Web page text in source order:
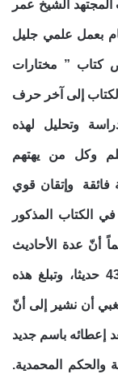
الشيخ عمر
بعمل علمي جليل
كتاب ” مختارات
الكتاب إلى آخر حرف
وتحليل لهذه
وكل من يهتهم
فائقة وإتقان قوي
الكتاب المذكور
أنّ عدة الأحاديث
الوارة والتي عملها المؤلف تصل حوالي 432 حديثا، وتبلغ هذه
وأخيراً يبنغبي أن نشير إلى أنّ
إعطائه باسم جديد
والحكم المحمدية.